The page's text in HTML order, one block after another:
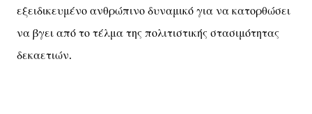
εξειδικευμένο ανθρώπινο δυναμικό για να κατορθώσει
να βγει από το τέλμα της πολιτιστικής στασιμότητας
δεκαετιών.